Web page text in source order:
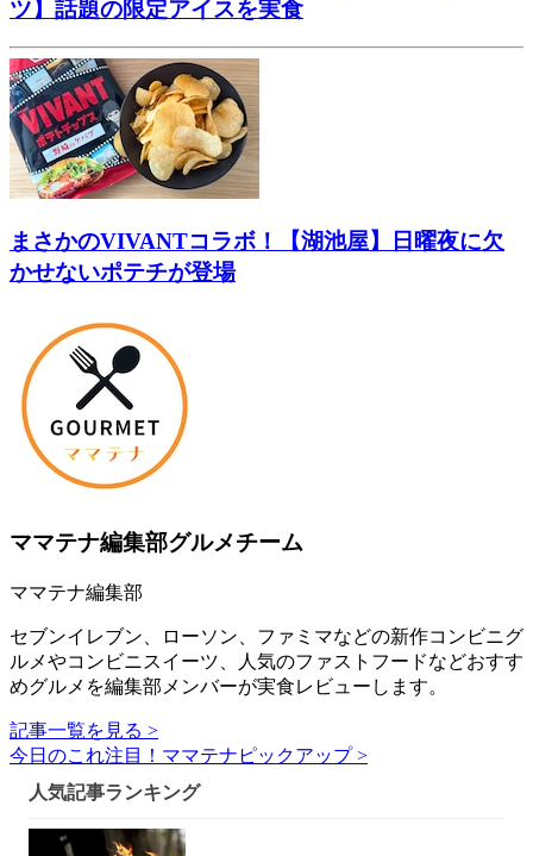
ツ】話題の限定アイスを実食
まさかのVIVANTコラボ！【湖池屋】日曜夜に欠
かせないポテチが登場
ママテナ編集部グルメチーム
ママテナ編集部
セブンイレブン、ローソン、ファミマなどの新作コンビニグ
ルメやコンビニスイーツ、人気のファストフードなどおすす
めグルメを編集部メンバーが実食レビューします。
記事一覧を見る >
今日のこれ注目！ママテナピックアップ >
人気記事ランキング